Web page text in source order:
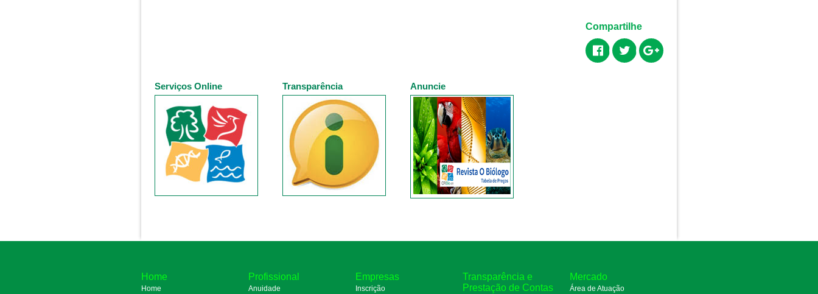
Compartilhe
Serviços Online Transparência Anuncie
Home
Home
Profissional
Anuidade
Empresas
Inscrição
Transparência e
Prestação de Contas
Mercado
Área de Atuação